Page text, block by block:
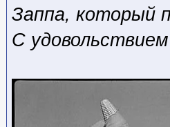
Заппа, который
С